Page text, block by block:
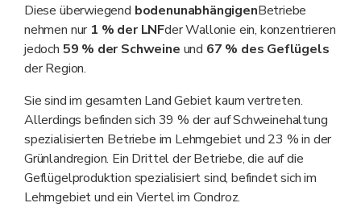
Diese überwiegend bodenunabhängigenBetriebe
nehmen nur 1 % der LNFder Wallonie ein, konzentrieren
jedoch 59 % der Schweine und 67 % des Geflügels
der Region.
Sie sind im gesamten Land Gebiet kaum vertreten.
Allerdings befinden sich 39 % der auf Schweinehaltung
spezialisierten Betriebe im Lehmgebiet und 23 % in der
Grünlandregion. Ein Drittel der Betriebe, die auf die
Geflügelproduktion spezialisiert sind, befindet sich im
Lehmgebiet und ein Viertel im Condroz.